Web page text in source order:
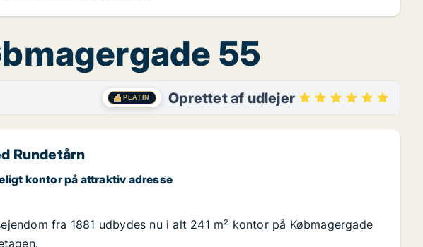
55
PLATIN Oprettet af udlejer
Rundetårn
kontor på attraktiv adresse
fra 1881 udbydes nu i alt 241 m² kontor på Købmagergade